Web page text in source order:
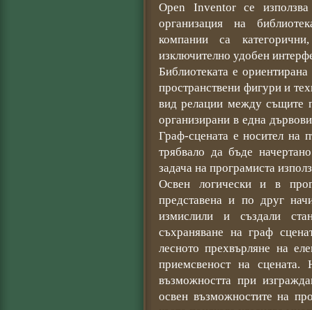
Open Inventor се
организация на
компании са
изключително удобен
Библиотеката е
пространствени фигури и
вид релации между същите
организирани в една
Граф-сцената е носител на
трябвало да бъде
задача на програмиста
Освен логически и в
представена и по друг
измислили и създали
съхраняване на граф
лесното прехвърляне на
приемсвеност на сцената.
възможността при
освен възможностите на